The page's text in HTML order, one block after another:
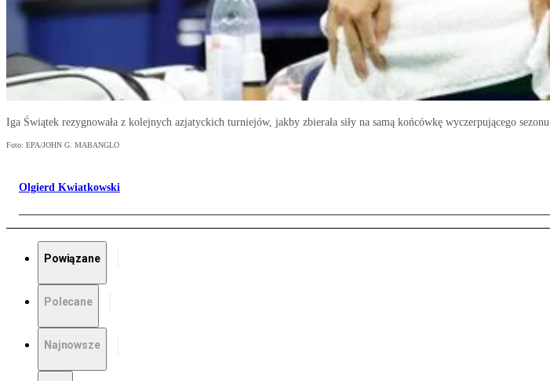
Iga Świątek rezygnowała z kolejnych azjatyckich turniejów, jakby zbierała siły na samą końcówkę wyczerpującego sezonu
Foto: EPA/JOHN G. MABANGLO
Olgierd Kwiatkowski
Powiązane
Polecane
Najnowsze